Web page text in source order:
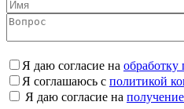
Я даю согласие на
Я соглашаюсь с политикой
Я даю согласие на